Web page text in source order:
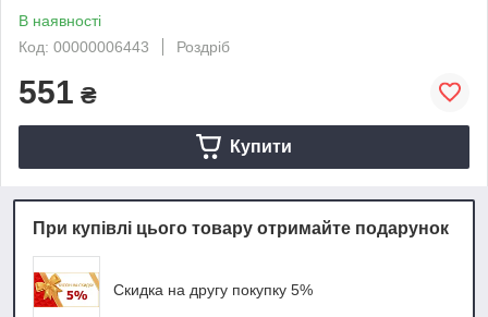
В наявності
Код: 00000006443
Роздріб
551 ₴
Купити
При купівлі цього товару отримайте подарунок
Скидка на другу покупку 5%